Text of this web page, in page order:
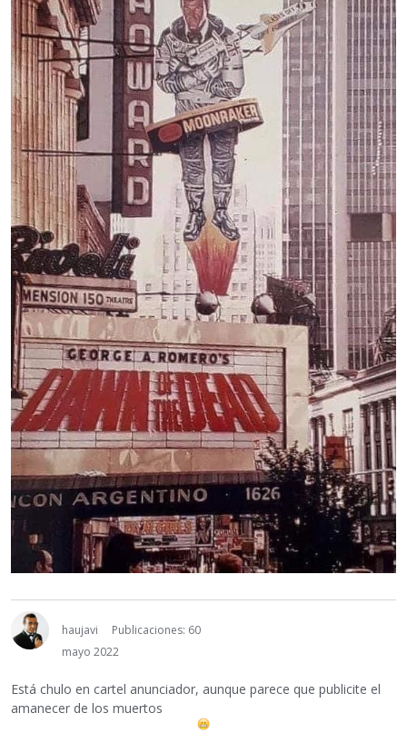
haujavi
Publicaciones: 60
mayo 2022
Está chulo en cartel anunciador, aunque parece que publicite el
amanecer de los muertos